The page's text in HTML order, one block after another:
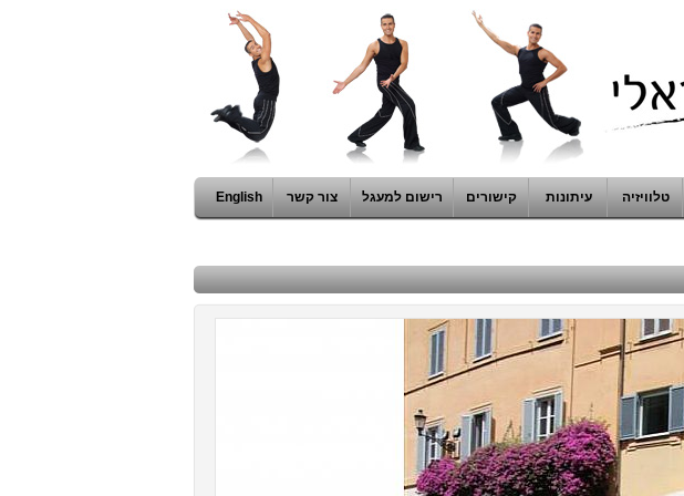
טלוויזיה עיתונות קישורים רישום למעגל צור קשר English